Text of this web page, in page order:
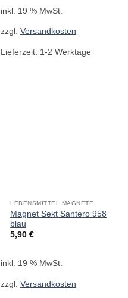
inkl. 19 % MwSt.
zzgl. Versandkosten
Lieferzeit: 1-2 Werktage
LEBENSMITTEL MAGNETE
Magnet Sekt Santero 958
blau
5,90€
inkl. 19 % MwSt.
zzgl. Versandkosten